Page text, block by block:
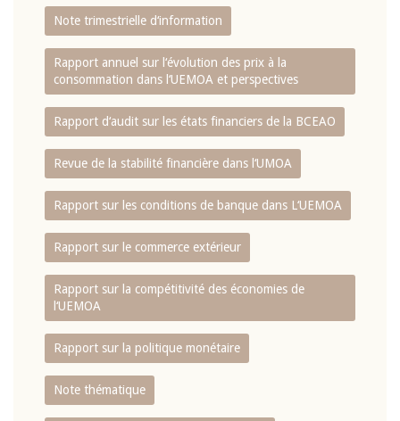
Note trimestrielle d‘information
Rapport annuel sur l‘évolution des prix à la
consommation dans l‘UEMOA et perspectives
Rapport d‘audit sur les états financiers de la BCEAO
Revue de la stabilité financière dans l‘UMOA
Rapport sur les conditions de banque dans L‘UEMOA
Rapport sur le commerce extérieur
Rapport sur la compétitivité des économies de
l‘UEMOA
Rapport sur la politique monétaire
Note thématique